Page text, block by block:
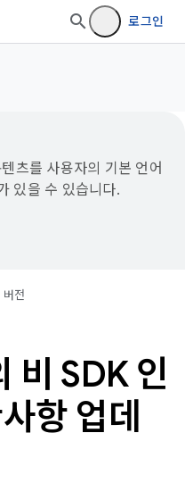
로그인
츠를 사용자의 기본 언어
있을 수 있습니다.
버전
SDK 인
항 업데